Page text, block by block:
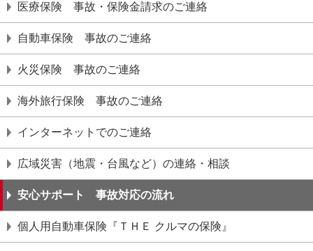
医療保険 事故・保険金請求のご連絡
自動車保険 事故のご連絡
火災保険 事故のご連絡
海外旅行保険 事故のご連絡
インターネットでのご連絡
広域災害（地震・台風など）の連絡・相談
安心サポート 事故対応の流れ
個人用自動車保険『ＴＨＥ クルマの保険』